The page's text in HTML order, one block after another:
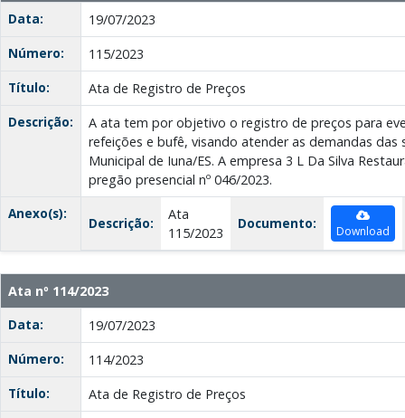
Data:
19/07/2023
Número:
115/2023
Título:
Ata de Registro de Preços
Descrição:
A ata tem por objetivo o registro de preços para
refeições e bufê, visando atender as demandas das
Municipal de Iuna/ES. A empresa 3 L Da Silva
pregão presencial nº 046/2023.
Anexo(s):
Descrição:
Ata
115/2023
Documento: Download
Ata nº 114/2023
Data:
19/07/2023
Número:
114/2023
Título:
Ata de Registro de Preços